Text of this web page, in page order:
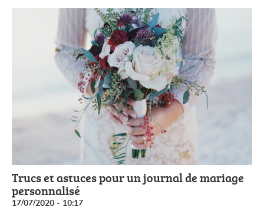
Trucs et astuces pour un journal de mariage
personnalisé
17/07/2020 - 10:17